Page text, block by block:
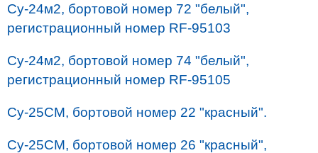
Су-24м2, бортовой номер 72 "белый",
регистрационный номер RF-95103
Су-24м2, бортовой номер 74 "белый",
регистрационный номер RF-95105
Су-25СМ, бортовой номер 22 "красный".
Су-25СМ, бортовой номер 26 "красный",